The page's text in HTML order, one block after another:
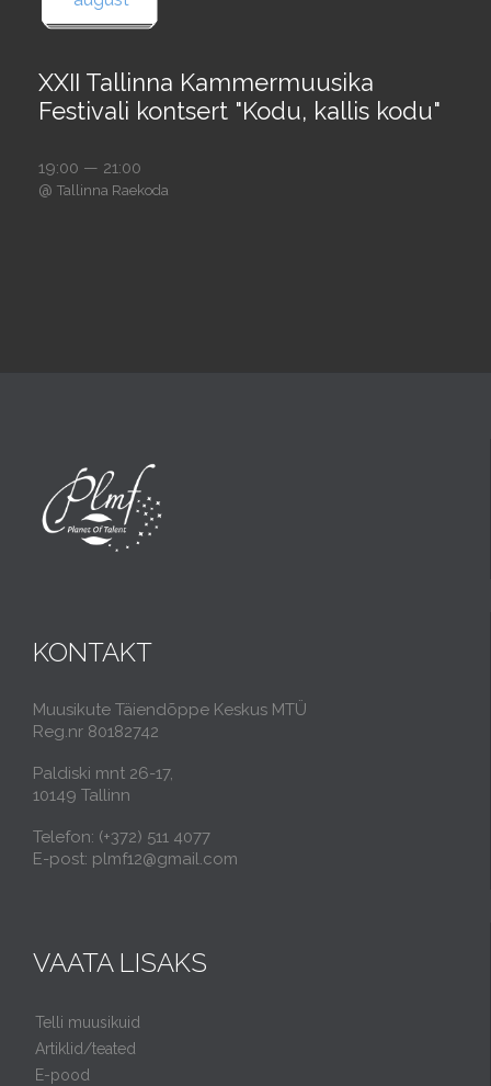
XXII Tallinna Kammermuusika
Festivali kontsert "Kodu, kallis kodu"
19:00 — 21:00
@ Tallinna Raekoda
KONTAKT
Muusikute Täiendõppe Keskus MTÜ
Reg.nr 80182742
Paldiski mnt 26-17,
10149 Tallinn
Telefon: (+372) 511 4077
E-post: plmf12@gmail.com
VAATA LISAKS
Telli muusikuid
Artiklid/teated
E-pood